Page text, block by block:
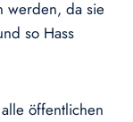
werden, da sie
so Hass
öffentlichen